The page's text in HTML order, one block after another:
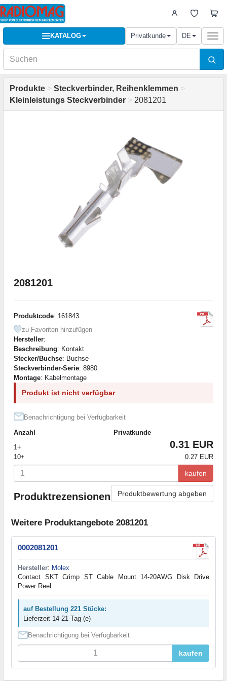
KATALOG Privatkunde DE
Produkte > Steckverbinder, Reihenklemmen >
Kleinleistungs Steckverbinder > 2081201
2081201
Produktcode: 161843
zu Favoriten hinzufügen
Hersteller:
Beschreibung: Kontakt
Stecker/Buchse: Buchse
Steckverbinder-Serie: 8980
Montage: Kabelmontage
Produkt ist nicht verfügbar
Benachrichtigung bei Verfügbarkeit
Anzahl
Privatkunde
1+
0.31 EUR
10+ 0.27 EUR
kaufen
Produktrezensionen Produktbewertung abgeben
Weitere Produktangebote 2081201
0002081201
Hersteller: Molex
Contact SKT Crimp ST Cable Mount 14-20AWG Disk Drive
Power Reel
auf Bestellung 221 Stücke:
Lieferzeit 14-21 Tag (e)
Benachrichtigung bei Verfügbarkeit
kaufen